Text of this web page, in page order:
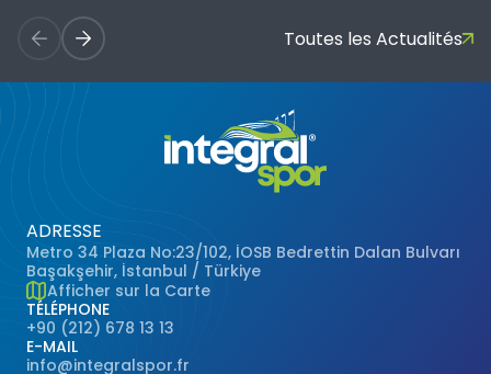
Toutes les Actualités
ADRESSE
Metro 34 Plaza No:23/102, İOSB Bedrettin Dalan Bulvarı
Başakşehir, İstanbul / Türkiye
Afficher sur la Carte
TÉLÉPHONE
+90 (212) 678 13 13
E-MAIL
info@integralspor.fr